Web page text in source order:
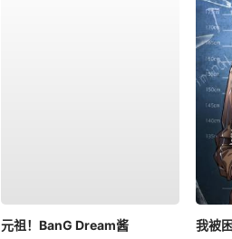
元祖！BanG Dream酱
我被